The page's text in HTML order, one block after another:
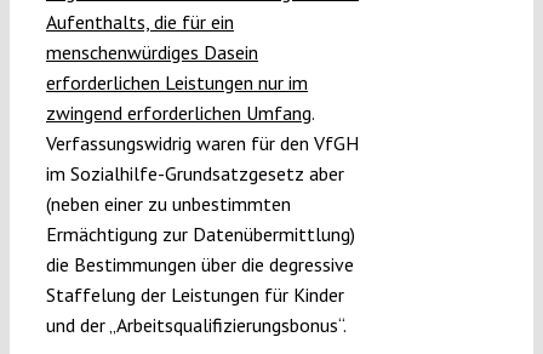
Aufenthalts, die für ein
menschenwürdiges Dasein
erforderlichen Leistungen nur im
zwingend erforderlichen Umfang.
Verfassungswidrig waren für den VfGH
im Sozialhilfe-Grundsatzgesetz aber
(neben einer zu unbestimmten
Ermächtigung zur Datenübermittlung)
die Bestimmungen über die degressive
Staffelung der Leistungen für Kinder
und der „Arbeitsqualifizierungsbonus“.